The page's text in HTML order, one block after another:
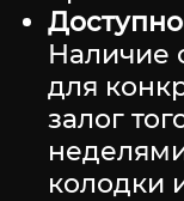
Наличие
для
залог
колодки